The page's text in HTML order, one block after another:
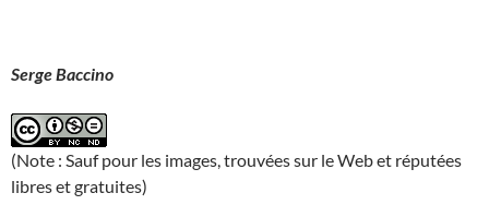
Serge Baccino
(Note : Sauf pour les images, trouvées sur le Web et réputées
libres et gratuites)